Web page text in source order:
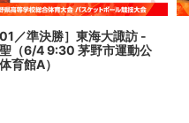
01／準決勝］東海大諏訪 -
（6/4 9:30 茅野市運動公
育館A）